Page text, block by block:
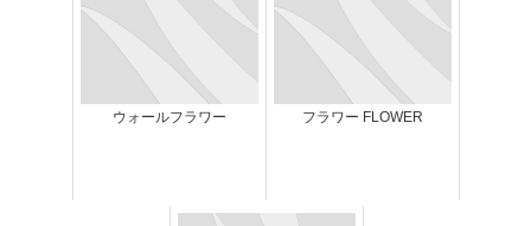
ウォールフラワー フラワー FLOWER